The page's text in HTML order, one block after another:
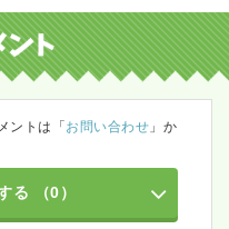
ントは「 お問い合わせ 」か
る （0）